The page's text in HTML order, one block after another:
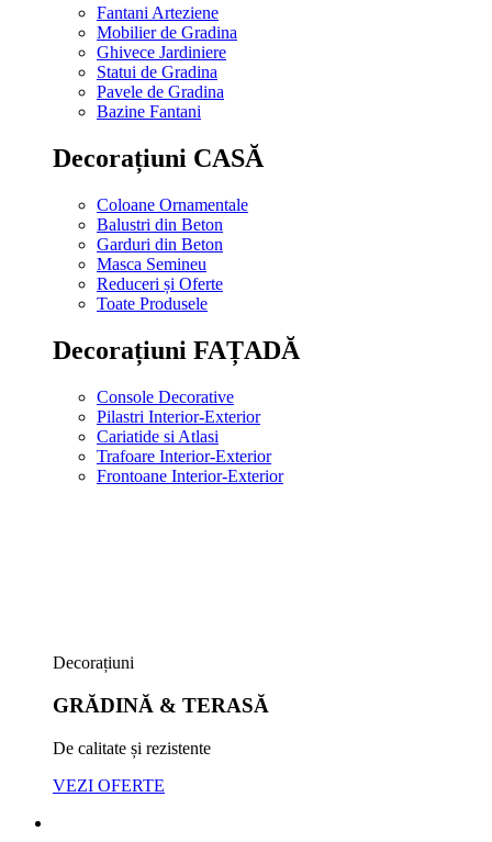
Fantani Arteziene
Mobilier de Gradina
Ghivece Jardiniere
Statui de Gradina
Pavele de Gradina
Bazine Fantani
Decorațiuni CASĂ
Coloane Ornamentale
Balustri din Beton
Garduri din Beton
Masca Semineu
Reduceri și Oferte
Toate Produsele
Decorațiuni FAȚADĂ
Console Decorative
Pilastri Interior-Exterior
Cariatide si Atlasi
Trafoare Interior-Exterior
Frontoane Interior-Exterior
Decorațiuni
GRĂDINĂ & TERASĂ
De calitate și rezistente
VEZI OFERTE